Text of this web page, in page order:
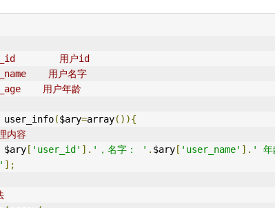
用户id
用户名字
用户年龄
user_info($ary=array()){
内容
$ary
[ 'user_id' ]. '，名字： ' . $ary[ 'user_name' ]. ' 年
];